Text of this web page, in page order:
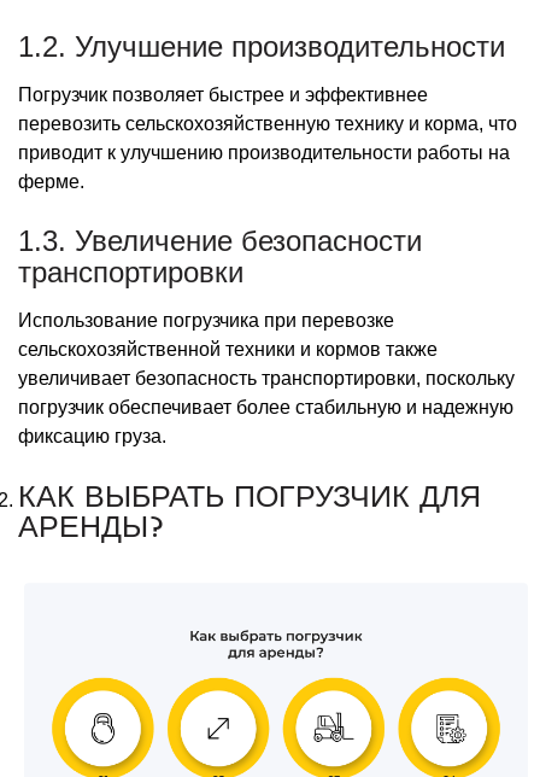
1.2. Улучшение производительности
Погрузчик позволяет быстрее и эффективнее
перевозить сельскохозяйственную технику и корма, что
приводит к улучшению производительности работы на
ферме.
1.3. Увеличение безопасности
транспортировки
Использование погрузчика при перевозке
сельскохозяйственной техники и кормов также
увеличивает безопасность транспортировки, поскольку
погрузчик обеспечивает более стабильную и надежную
фиксацию груза.
КАК ВЫБРАТЬ ПОГРУЗЧИК ДЛЯ
АРЕНДЫ?